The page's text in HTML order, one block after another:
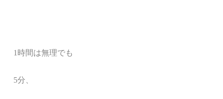
1時間は無理でも
5分、